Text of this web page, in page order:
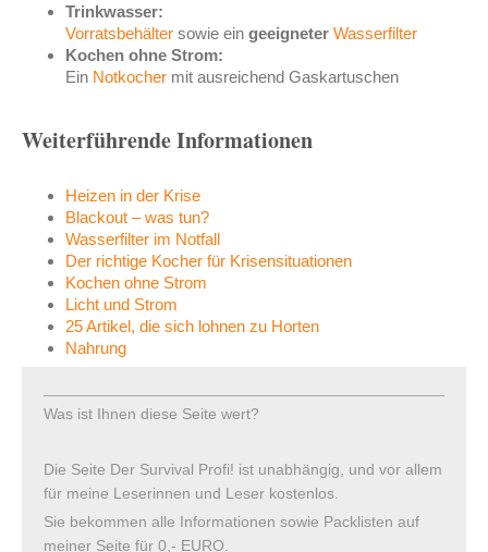
Trinkwasser:
Vorratsbehälter sowie ein geeigneter Wasserfilter
Kochen ohne Strom:
Ein Notkocher mit ausreichend Gaskartuschen
Weiterführende Informationen
Heizen in der Krise
Blackout – was tun?
Wasserfilter im Notfall
Der richtige Kocher für Krisensituationen
Kochen ohne Strom
Licht und Strom
25 Artikel, die sich lohnen zu Horten
Nahrung
Was ist Ihnen diese Seite wert?
Die Seite Der Survival Profi! ist unabhängig, und vor allem
für meine Leserinnen und Leser kostenlos.
Sie bekommen alle Informationen sowie Packlisten auf
meiner Seite für 0,- EURO.